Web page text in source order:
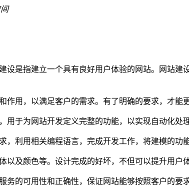
设是指建立一个具有良好用户体验的网站。网站
用，以满足客户的需求。有了明确的要求，才能
于为网站开发定义完整的功能，以实现自动化处
利用相关编程语言，完成开发工作，将建模的功
及颜色等。设计完成的好坏，不但可以提升用户
的可用性和正确性，保证网站能够按照客户的要